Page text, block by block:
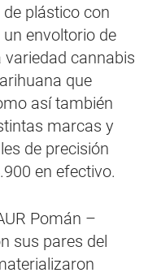
plástico con
envoltorio de
variedad cannabis
que
así también
marcas y
de precisión
en efectivo.
Pomán –
sus pares del